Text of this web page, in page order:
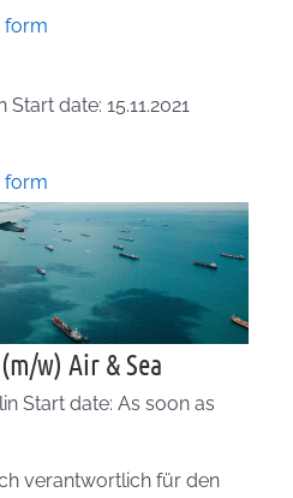
form
Start date: 15.11.2021
form
w) Air & Sea
Start date: As soon as
verantwortlich für den